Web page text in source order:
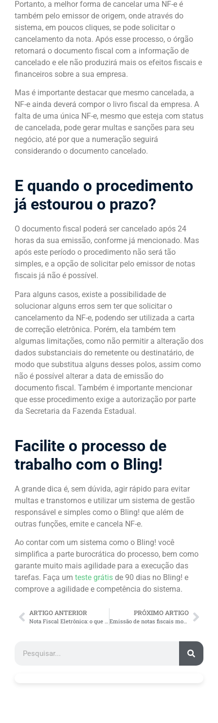
Portanto, a melhor forma de cancelar uma NF-e é
também pelo emissor de origem, onde através do
sistema, em poucos cliques, se pode solicitar o
cancelamento da nota. Após esse processo, o órgão
retornará o documento fiscal com a informação de
cancelado e ele não produzirá mais os efeitos fiscais e
financeiros sobre a sua empresa.
Mas é importante destacar que mesmo cancelada, a
NF-e ainda deverá compor o livro fiscal da empresa. A
falta de uma única NF-e, mesmo que esteja com status
de cancelada, pode gerar multas e sanções para seu
negócio, até por que a numeração seguirá
considerando o documento cancelado.
E quando o procedimento
já estourou o prazo?
O documento fiscal poderá ser cancelado após 24
horas da sua emissão, conforme já mencionado. Mas
após este período o procedimento não será tão
simples, e a opção de solicitar pelo emissor de notas
fiscais já não é possível.
Para alguns casos, existe a possibilidade de
solucionar alguns erros sem ter que solicitar o
cancelamento da NF-e, podendo ser utilizada a carta
de correção eletrônica. Porém, ela também tem
algumas limitações, como não permitir a alteração dos
dados substanciais do remetente ou destinatário, de
modo que substitua alguns desses polos, assim como
não é possível alterar a data de emissão do
documento fiscal. Também é importante mencionar
que esse procedimento exige a autorização por parte
da Secretaria da Fazenda Estadual.
Facilite o processo de
trabalho com o Bling!
A grande dica é, sem dúvida, agir rápido para evitar
multas e transtornos e utilizar um sistema de gestão
responsável e simples como o Bling! que além de
outras funções, emite e cancela NF-e.
Ao contar com um sistema como o Bling! você
simplifica a parte burocrática do processo, bem como
garante muito mais agilidade para a execução das
tarefas. Faça um teste grátis de 90 dias no Bling! e
comprove a agilidade e competência do sistema.
ARTIGO ANTERIOR
Nota Fiscal Eletrônica: o que é, como emitir e os principais modelos
PRÓXIMO ARTIGO
Emissão de notas fiscais modelos 06, 21 e 22